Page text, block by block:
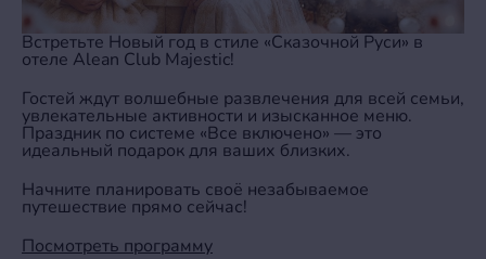
Встретьте Новый год в стиле «Сказочной Руси» в
отеле Alean Club Majestic!
Гостей ждут волшебные развлечения для всей семьи,
увлекательные активности и изысканное меню.
Праздник по системе «Все включено» — это
идеальный подарок для ваших близких.
Начните планировать своё незабываемое
путешествие прямо сейчас!
Посмотреть программу